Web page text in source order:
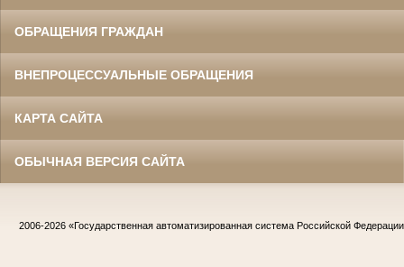
ОБРАЩЕНИЯ ГРАЖДАН
ВНЕПРОЦЕССУАЛЬНЫЕ ОБРАЩЕНИЯ
КАРТА САЙТА
ОБЫЧНАЯ ВЕРСИЯ САЙТА
2006-2026 «Государственная автоматизированная система Российской